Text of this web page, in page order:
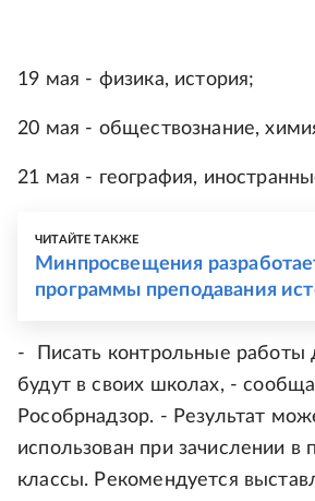
19 мая - физика, история;
20 мая - обществознание,
21 мая - география,
ЧИТАЙТЕ ТАКЖЕ
Минпросвещения
программы преподавания
- Писать контрольные работы
будут в своих школах, -
Рособрнадзор. - Результат
использован при зачислении в
классы. Рекомендуется